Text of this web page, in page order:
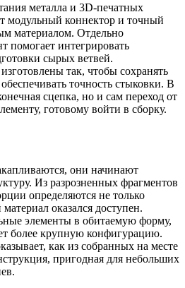
металла и 3D-печатных
модульный коннектор и точный
материалом. Отдельно
помогает интегрировать
сырых ветвей.
так, чтобы сохранять
точность стыковки. В
сцепка, но и сам переход от
готовому войти в сборку.
они начинают
Из разрозненных фрагментов
определяются не только
оказался доступен.
элементы в обитаемую форму,
более крупную конфигурацию.
как из собранных на месте
пригодная для небольших